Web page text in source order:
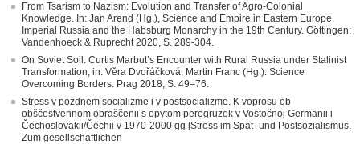
From Tsarism to Nazism: Evolution and Transfer of Agro-Colonial
Knowledge. In: Jan Arend (Hg.), Science and Empire in Eastern Europe.
Imperial Russia and the Habsburg Monarchy in the 19th Century. Göttingen:
Vandenhoeck & Ruprecht 2020, S. 289-304.
On Soviet Soil. Curtis Marbut’s Encounter with Rural Russia under Stalinist
Transformation, in: Věra Dvořáčková, Martin Franc (Hg.): Science
Overcoming Borders. Prag 2018, S. 49–76.
Stress v pozdnem socializme i v postsocializme. K voprosu ob
obščestvennom obraščenii s opytom peregruzok v Vostočnoj Germanii i
Čechoslovakii/Čechii v 1970-2000 gg [Stress im Spät- und Postsozialismus.
Zum gesellschaftlichen